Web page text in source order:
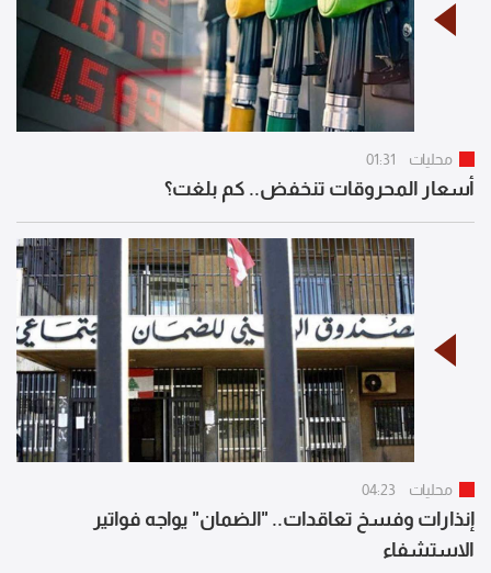
محليات 01:31
أسعار المحروقات تنخفض.. كم بلغت؟
محليات 04:23
إنذارات وفسخ تعاقدات.. "الضمان" يواجه فواتير
الاستشفاء